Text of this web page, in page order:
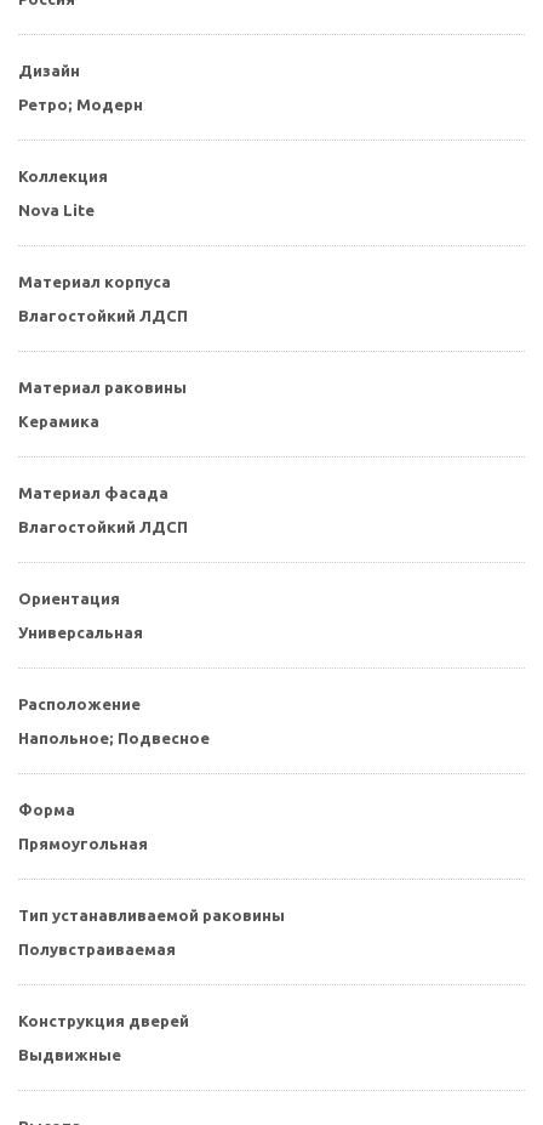
Дизайн
Ретро; Модерн
Коллекция
Nova Lite
Материал корпуса
Влагостойкий ЛДСП
Материал раковины
Керамика
Материал фасада
Влагостойкий ЛДСП
Ориентация
Универсальная
Расположение
Напольное; Подвесное
Форма
Прямоугольная
Тип устанавливаемой раковины
Полувстраиваемая
Конструкция дверей
Выдвижные